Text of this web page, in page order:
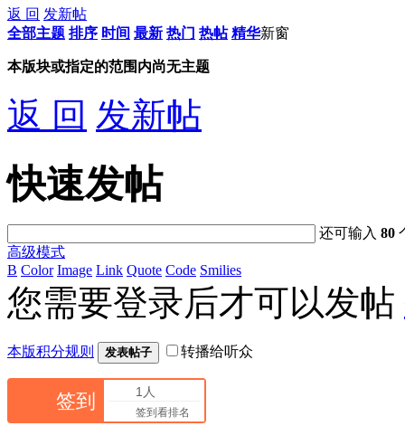
返 回 发新帖
全部主题 排序 时间 最新 热门 热帖 精华新窗
本版块或指定的范围内尚无主题
返 回 发新帖
快速发帖
还可输入80
高级模式
B Color Image Link Quote Code Smilies
您需要登录后才可以发帖
本版积分规则 发表帖子 转播给听众
签到 1人
签到看排名